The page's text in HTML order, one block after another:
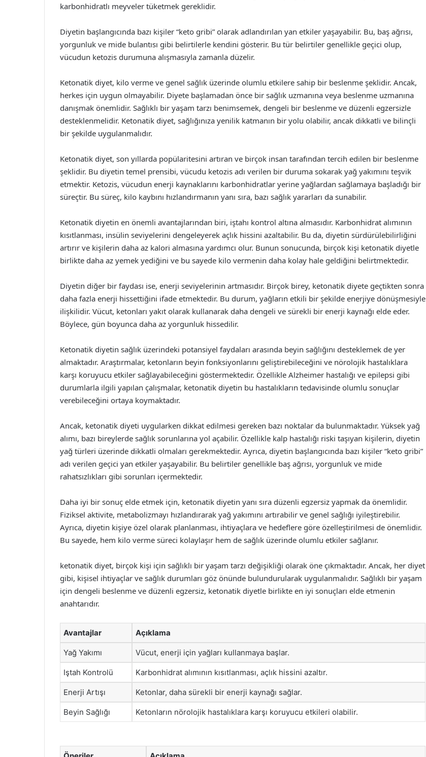
karbonhidratlı meyveler tüketmek gereklidir.
Diyetin başlangıcında bazı kişiler “keto gribi” olarak adlandırılan yan etkiler yaşayabilir. Bu, baş ağrısı,
yorgunluk ve mide bulantısı gibi belirtilerle kendini gösterir. Bu tür belirtiler genellikle geçici olup,
vücudun ketozis durumuna alışmasıyla zamanla düzelir.
Ketonatik diyet, kilo verme ve genel sağlık üzerinde olumlu etkilere sahip bir beslenme şeklidir. Ancak,
herkes için uygun olmayabilir. Diyete başlamadan önce bir sağlık uzmanına veya beslenme uzmanına
danışmak önemlidir. Sağlıklı bir yaşam tarzı benimsemek, dengeli bir beslenme ve düzenli egzersizle
desteklenmelidir. Ketonatik diyet, sağlığınıza yenilik katmanın bir yolu olabilir, ancak dikkatli ve bilinçli
bir şekilde uygulanmalıdır.
Ketonatik diyet, son yıllarda popülaritesini artıran ve birçok insan tarafından tercih edilen bir beslenme
şeklidir. Bu diyetin temel prensibi, vücudu ketozis adı verilen bir duruma sokarak yağ yakımını teşvik
etmektir. Ketozis, vücudun enerji kaynaklarını karbonhidratlar yerine yağlardan sağlamaya başladığı bir
süreçtir. Bu süreç, kilo kaybını hızlandırmanın yanı sıra, bazı sağlık yararları da sunabilir.
Ketonatik diyetin en önemli avantajlarından biri, iştahı kontrol altına almasıdır. Karbonhidrat alımının
kısıtlanması, insülin seviyelerini dengeleyerek açlık hissini azaltabilir. Bu da, diyetin sürdürülebilirliğini
artırır ve kişilerin daha az kalori almasına yardımcı olur. Bunun sonucunda, birçok kişi ketonatik diyetle
birlikte daha az yemek yediğini ve bu sayede kilo vermenin daha kolay hale geldiğini belirtmektedir.
Diyetin diğer bir faydası ise, enerji seviyelerinin artmasıdır. Birçok birey, ketonatik diyete geçtikten sonra
daha fazla enerji hissettiğini ifade etmektedir. Bu durum, yağların etkili bir şekilde enerjiye dönüşmesiyle
ilişkilidir. Vücut, ketonları yakıt olarak kullanarak daha dengeli ve sürekli bir enerji kaynağı elde eder.
Böylece, gün boyunca daha az yorgunluk hissedilir.
Ketonatik diyetin sağlık üzerindeki potansiyel faydaları arasında beyin sağlığını desteklemek de yer
almaktadır. Araştırmalar, ketonların beyin fonksiyonlarını geliştirebileceğini ve nörolojik hastalıklara
karşı koruyucu etkiler sağlayabileceğini göstermektedir. Özellikle Alzheimer hastalığı ve epilepsi gibi
durumlarla ilgili yapılan çalışmalar, ketonatik diyetin bu hastalıkların tedavisinde olumlu sonuçlar
verebileceğini ortaya koymaktadır.
Ancak, ketonatik diyeti uygularken dikkat edilmesi gereken bazı noktalar da bulunmaktadır. Yüksek yağ
alımı, bazı bireylerde sağlık sorunlarına yol açabilir. Özellikle kalp hastalığı riski taşıyan kişilerin, diyetin
yağ türleri üzerinde dikkatli olmaları gerekmektedir. Ayrıca, diyetin başlangıcında bazı kişiler “keto gribi”
adı verilen geçici yan etkiler yaşayabilir. Bu belirtiler genellikle baş ağrısı, yorgunluk ve mide
rahatsızlıkları gibi sorunları içermektedir.
Daha iyi bir sonuç elde etmek için, ketonatik diyetin yanı sıra düzenli egzersiz yapmak da önemlidir.
Fiziksel aktivite, metabolizmayı hızlandırarak yağ yakımını artırabilir ve genel sağlığı iyileştirebilir.
Ayrıca, diyetin kişiye özel olarak planlanması, ihtiyaçlara ve hedeflere göre özelleştirilmesi de önemlidir.
Bu sayede, hem kilo verme süreci kolaylaşır hem de sağlık üzerinde olumlu etkiler sağlanır.
ketonatik diyet, birçok kişi için sağlıklı bir yaşam tarzı değişikliği olarak öne çıkmaktadır. Ancak, her diyet
gibi, kişisel ihtiyaçlar ve sağlık durumları göz önünde bulundurularak uygulanmalıdır. Sağlıklı bir yaşam
için dengeli beslenme ve düzenli egzersiz, ketonatik diyetle birlikte en iyi sonuçları elde etmenin
anahtarıdır.
Avantajlar Açıklama
Yağ Yakımı Vücut, enerji için yağları kullanmaya başlar.
Iştah Kontrolü Karbonhidrat alımının kısıtlanması, açlık hissini azaltır.
Enerji Artışı Ketonlar, daha sürekli bir enerji kaynağı sağlar.
Beyin Sağlığı Ketonların nörolojik hastalıklara karşı koruyucu etkileri olabilir.